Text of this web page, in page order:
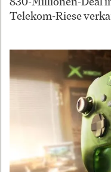
Telekom-Riese